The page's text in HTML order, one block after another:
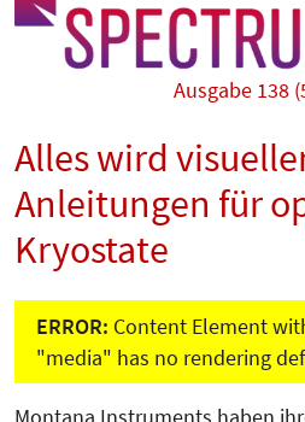
Ausgabe 138
Alles wird
Anleitungen für
Kryostate
ERROR: Content Element
"media" has no rendering